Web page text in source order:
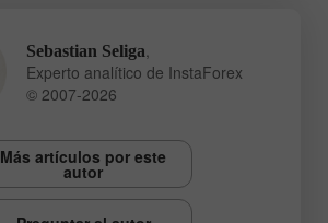
Sebastian Seliga
Experto analítico de InstaForex
© 2007-2026
Más artículos por este
autor